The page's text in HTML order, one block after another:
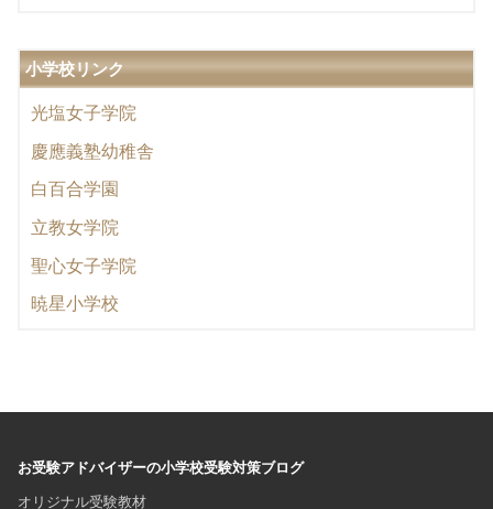
小学校リンク
光塩女子学院
慶應義塾幼稚舎
白百合学園
立教女学院
聖心女子学院
暁星小学校
お受験アドバイザーの小学校受験対策ブログ
オリジナル受験教材